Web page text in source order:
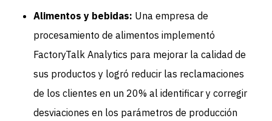
Alimentos y bebidas: Una empresa de
procesamiento de alimentos implementó
FactoryTalk Analytics para mejorar la calidad de
sus productos y logró reducir las reclamaciones
de los clientes en un 20% al identificar y corregir
desviaciones en los parámetros de producción